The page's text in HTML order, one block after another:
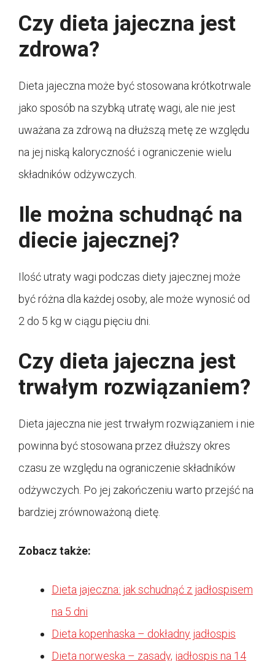
Czy dieta jajeczna jest
zdrowa?
Dieta jajeczna może być stosowana krótkotrwale
jako sposób na szybką utratę wagi, ale nie jest
uważana za zdrową na dłuższą metę ze względu
na jej niską kaloryczność i ograniczenie wielu
składników odżywczych.
Ile można schudnąć na
diecie jajecznej?
Ilość utraty wagi podczas diety jajecznej może
być różna dla każdej osoby, ale może wynosić od
2 do 5 kg w ciągu pięciu dni.
Czy dieta jajeczna jest
trwałym rozwiązaniem?
Dieta jajeczna nie jest trwałym rozwiązaniem i nie
powinna być stosowana przez dłuższy okres
czasu ze względu na ograniczenie składników
odżywczych. Po jej zakończeniu warto przejść na
bardziej zrównoważoną dietę.
Zobacz także:
Dieta jajeczna: jak schudnąć z jadłospisem
na 5 dni
Dieta kopenhaska – dokładny jadłospis
Dieta norweska – zasady, jadłospis na 14